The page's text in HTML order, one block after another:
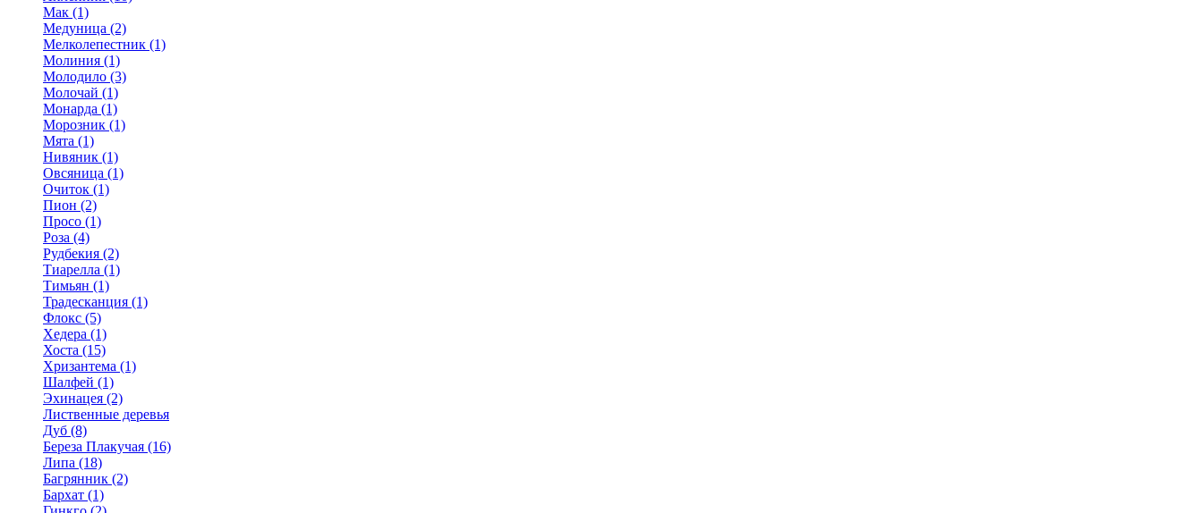
Мак (1)
Медуница (2)
Мелколепестник (1)
Молиния (1)
Молодило (3)
Молочай (1)
Монарда (1)
Морозник (1)
Мята (1)
Нивяник (1)
Овсяница (1)
Очиток (1)
Пион (2)
Просо (1)
Роза (4)
Рудбекия (2)
Тиарелла (1)
Тимьян (1)
Традесканция (1)
Флокс (5)
Хедера (1)
Хоста (15)
Хризантема (1)
Шалфей (1)
Эхинацея (2)
Лиственные деревья
Дуб (8)
Береза Плакучая (16)
Липа (18)
Багрянник (2)
Бархат (1)